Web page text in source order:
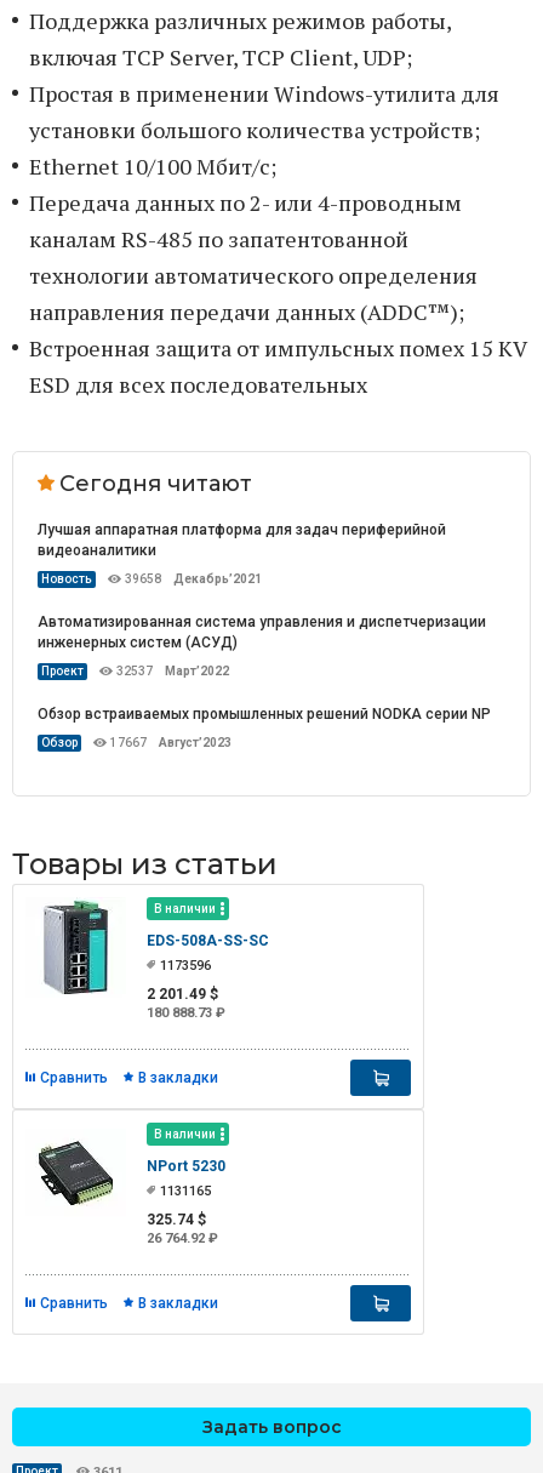
Поддержка различных режимов работы,
включая TCP Server, TCP Client, UDP;
Простая в применении Windows-утилита для
установки большого количества устройств;
Ethernet 10/100 Мбит/с;
Передача данных по 2- или 4-проводным
каналам RS-485 по запатентованной
технологии автоматического определения
направления передачи данных (ADDC™);
Встроенная защита от импульсных помех 15 KV
ESD для всех последовательных
Сегодня читают
Лучшая аппаратная платформа для задач периферийной
видеоаналитики
Новость 39658 Декабрь’2021
Автоматизированная система управления и диспетчеризации
инженерных систем (АСУД)
Проект 32537 Март’2022
Обзор встраиваемых промышленных решений NODKA серии NP
Обзор 17667 Август’2023
Товары из статьи
В наличии
EDS-508A-SS-SC
1173596
2 201.49 $
180 888.73 ₽
Сравнить В закладки
В наличии
NPort 5230
1131165
325.74 $
26 764.92 ₽
Сравнить В закладки
Задать вопрос